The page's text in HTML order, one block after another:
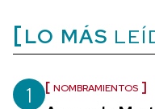
LO MÁS
1 NOMBRAMIENTOS